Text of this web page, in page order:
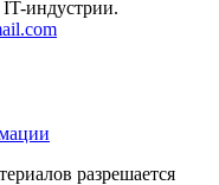
индустрии.
разрешается